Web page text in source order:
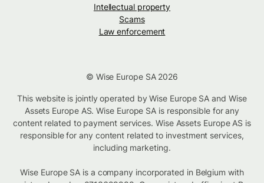
Intellectual property
Scams
Law enforcement
© Wise Europe SA 2026
This website is jointly operated by Wise Europe SA and Wise
Assets Europe AS. Wise Europe SA is responsible for any
content related to payment services. Wise Assets Europe AS is
responsible for any content related to investment services,
including marketing.
Wise Europe SA is a company incorporated in Belgium with